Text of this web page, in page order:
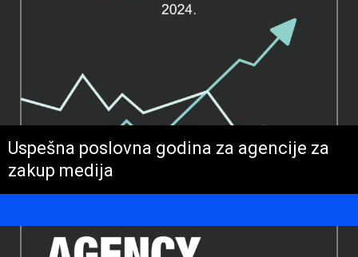
Uspešna poslovna godina za agencije za
zakup medija